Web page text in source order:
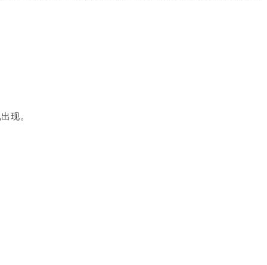
现。